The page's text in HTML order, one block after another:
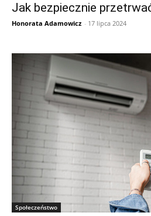
Jak bezpiecznie
Honorata Adamowicz - 17 lipca 2024
Społeczeństwo